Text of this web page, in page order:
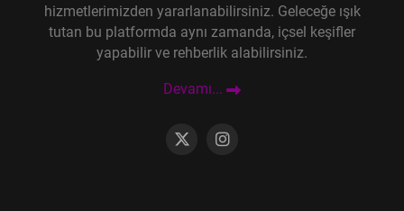
hizmetlerimizden yararlanabilirsiniz. Geleceğe ışık
tutan bu platformda aynı zamanda, içsel keşifler
yapabilir ve rehberlik alabilirsiniz.
Devamı...